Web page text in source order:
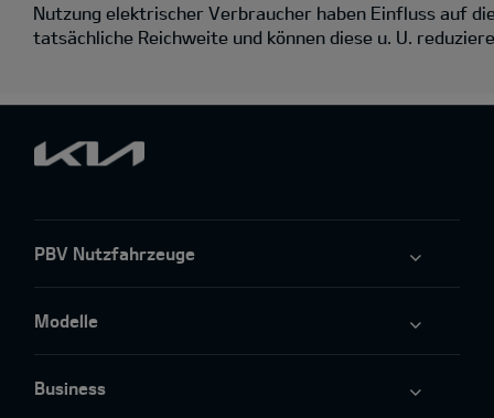
Nutzung elektrischer Verbraucher haben Einfluss auf
tatsächliche Reichweite und können diese u. U.
PBV Nutzfahrzeuge
Modelle
Business